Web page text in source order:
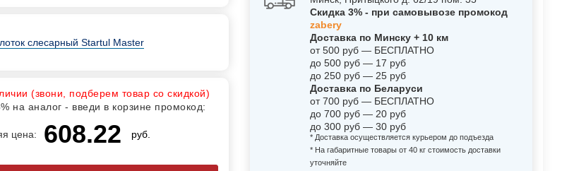
слесарный Startul Master
(звони, подберем товар со скидкой)
на аналог - введи в корзине промокод:
цена:
608.22 руб.
Скидка 3% - при самовывозе промокод
zabery
Доставка по Минску + 10 км
от 500 руб — БЕСПЛАТНО
до 500 руб — 17 руб
до 250 руб — 25 руб
Доставка по Беларуси
от 700 руб — БЕСПЛАТНО
до 700 руб — 20 руб
до 300 руб — 30 руб
* Доставка осуществляется курьером до подъезда
* На габаритные товары от 40 кг стоимость доставки
уточняйте